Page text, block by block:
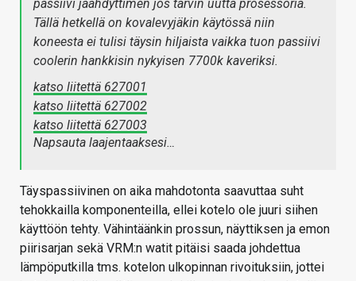
passiivi jäähdyttimen jos tarvin uutta prosessoria.
Tällä hetkellä on kovalevyjäkin käytössä niin
koneesta ei tulisi täysin hiljaista vaikka tuon passiivi
coolerin hankkisin nykyisen 7700k kaveriksi.
katso liitettä 627001
katso liitettä 627002
katso liitettä 627003
Napsauta laajentaaksesi…
Täyspassiivinen on aika mahdotonta saavuttaa suht
tehokkailla komponenteilla, ellei kotelo ole juuri siihen
käyttöön tehty. Vähintäänkin prossun, näyttiksen ja emon
piirisarjan sekä VRM:n watit pitäisi saada johdettua
lämpöputkilla tms. kotelon ulkopinnan rivoituksiin, jottei